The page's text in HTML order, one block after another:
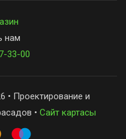
нам
33-00
• Проектирование и
• Сайт картасы